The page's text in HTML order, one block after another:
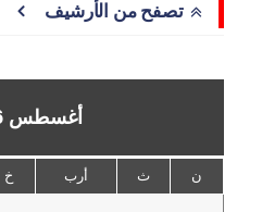
تصفح من الأرشيف
أغسطس 2026
ن ث أرب خ